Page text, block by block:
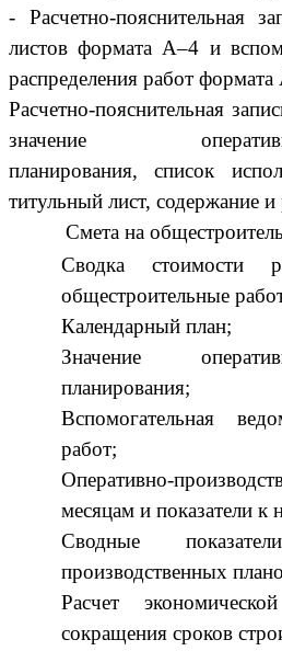
- Расчетно-пояснительная
листов формата А–4 и
распределения работ
Расчетно-пояснительная
значение оперативно-
планирования, список
титульный лист, содержание и
Смета на
Сводка
общестроительные
Календарный план;
Значение
планирования;
Вспомогательная
работ;
Оперативно-
месяцам и показатели к
Сводные
производственных
Расчет
сокращения сроков